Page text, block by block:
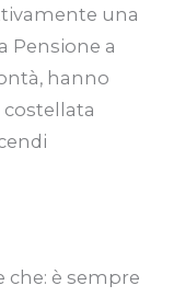
una
Pensione a
hanno
costellata
che: è sempre